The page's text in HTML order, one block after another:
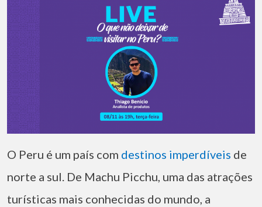
O Peru é um país com destinos imperdíveis de
norte a sul. De Machu Picchu, uma das atrações
turísticas mais conhecidas do mundo, a